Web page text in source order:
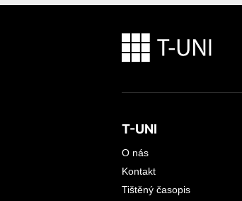
T-UNI
O nás
Kontakt
Tištěný časopis